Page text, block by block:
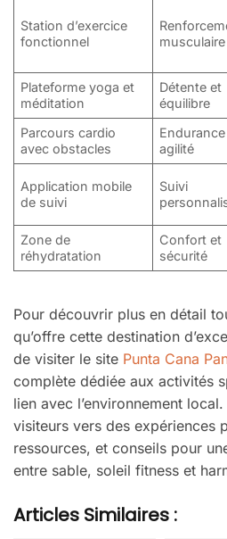
Station d’exercice
fonctionnel
musculaire
Plateforme yoga et
méditation
Détente et
équilibre
Parcours cardio
avec obstacles
agilité
Application mobile
de suivi
Suivi
Zone de
réhydratation
Confort et
sécurité
Pour découvrir plus en détail
qu’offre cette destination
de visiter le site Punta Cana
complète dédiée aux activités
lien avec l’environnement
visiteurs vers des expériences
ressources, et conseils pour
entre sable, soleil fitness et
Articles Similaires :